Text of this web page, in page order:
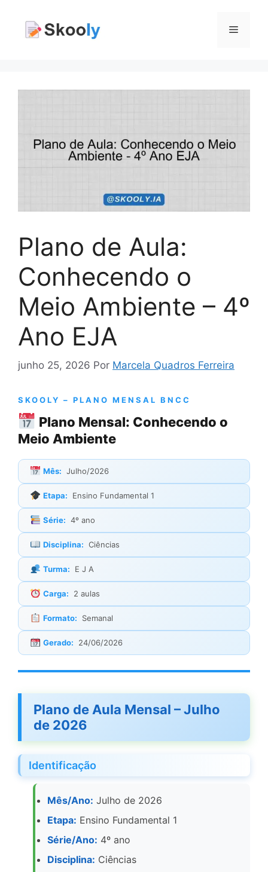
Menu
Plano de Aula:
Conhecendo o
Meio Ambiente – 4º
Ano EJA
junho 25, 2026 Por Marcela Quadros Ferreira
SKOOLY – PLANO MENSAL BNCC
Plano Mensal: Conhecendo o
Meio Ambiente
Mês: Julho/2026
Etapa: Ensino Fundamental 1
Série: 4º ano
Disciplina: Ciências
Turma: E J A
Carga: 2 aulas
Formato: Semanal
Gerado: 24/06/2026
Plano de Aula Mensal – Julho
de 2026
Identificação
Mês/Ano: Julho de 2026
Etapa: Ensino Fundamental 1
Série/Ano: 4º ano
Disciplina: Ciências